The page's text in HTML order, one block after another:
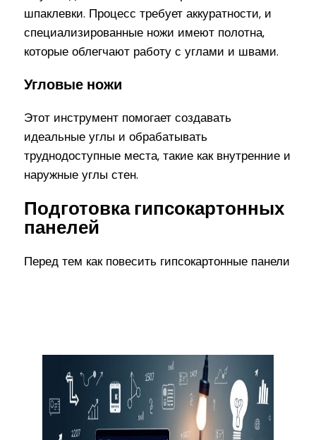
шпаклевки. Процесс требует аккуратности, и
специализированные ножи имеют полотна,
которые облегчают работу с углами и швами.
Угловые ножи
Этот инструмент помогает создавать
идеальные углы и обрабатывать
труднодоступные места, такие как внутренние и
наружные углы стен.
Подготовка гипсокартонных
панелей
Перед тем как повесить гипсокартонные панели